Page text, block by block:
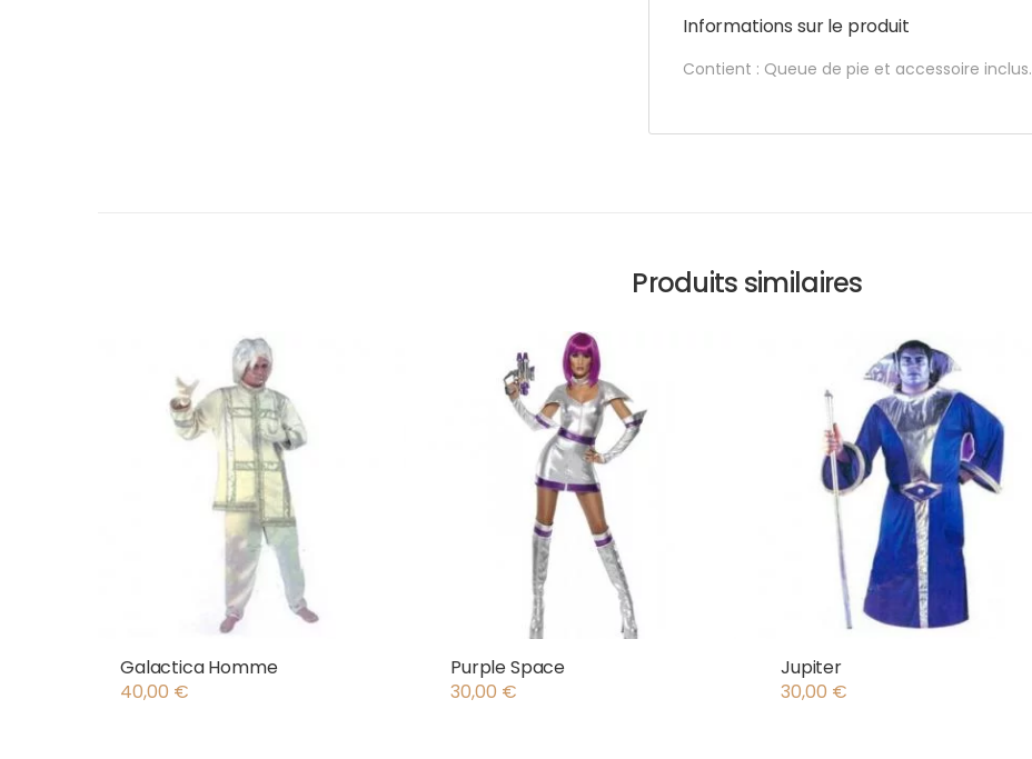
Informations sur le produit
Contient : Queue de pie et accessoire inclus.
Produits similaires
Galactica Homme
40,00 €
Purple Space
30,00 €
Jupiter
30,00 €